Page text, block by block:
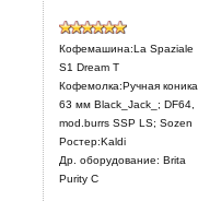
Кофемашина:La Spaziale
S1 Dream T
Кофемолка:Ручная коника
63 мм Black_Jack_; DF64,
mod.burrs SSP LS; Sozen
Ростер:Kaldi
Др. оборудование: Brita
Purity C